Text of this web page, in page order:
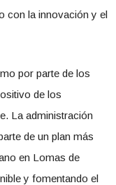
con la innovación y el
por parte de los
de los
La administración
de un plan más
en Lomas de
y fomentando el